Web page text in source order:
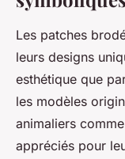
Les patches
leurs designs
esthétique que
les modèles
animaliers
appréciés pour